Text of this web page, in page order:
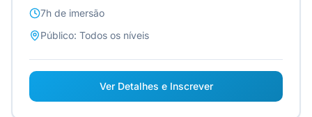
7h de imersão
Público: Todos os níveis
Ver Detalhes e Inscrever